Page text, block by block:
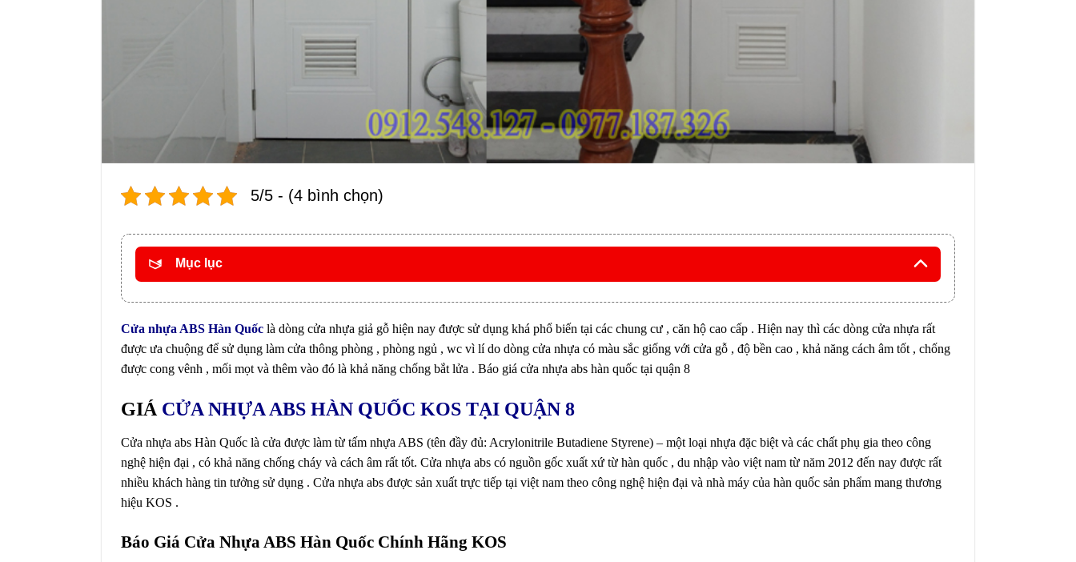
5/5 - (4 bình chọn)
Mục lục
Cửa nhựa ABS Hàn Quốc là dòng cửa nhựa giả gỗ hiện nay được sử dụng khá phổ biến tại các chung cư , căn hộ cao cấp . Hiện nay thì các dòng cửa nhựa rất
được ưa chuộng để sử dụng làm cửa thông phòng , phòng ngủ , wc vì lí do dòng cửa nhựa có màu sắc giống với cửa gỗ , độ bền cao , khả năng cách âm tốt , chống
được cong vênh , mối mọt và thêm vào đó là khả năng chống bắt lửa . Báo giá cửa nhựa abs hàn quốc tại quận 8
GIÁ CỬA NHỰA ABS HÀN QUỐC KOS TẠI QUẬN 8
Cửa nhựa abs Hàn Quốc là cửa được làm từ tấm nhựa ABS (tên đầy đủ: Acrylonitrile Butadiene Styrene) – một loại nhựa đặc biệt và các chất phụ gia theo công
nghệ hiện đại , có khả năng chống cháy và cách âm rất tốt. Cửa nhựa abs có nguồn gốc xuất xứ từ hàn quốc , du nhập vào việt nam từ năm 2012 đến nay được rất
nhiều khách hàng tin tưởng sử dụng . Cửa nhựa abs được sản xuất trực tiếp tại việt nam theo công nghệ hiện đại và nhà máy của hàn quốc sản phẩm mang thương
hiệu KOS .
Báo Giá Cửa Nhựa ABS Hàn Quốc Chính Hãng KOS